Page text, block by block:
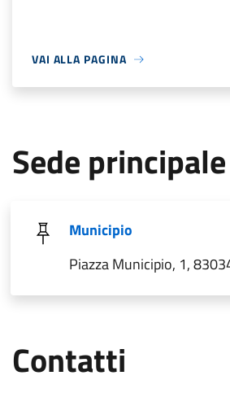
VAI ALLA PAGINA
Sede principale
Municipio
Piazza Municipio, 1,
Contatti